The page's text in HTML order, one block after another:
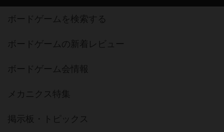
ボードゲームを検索する
ボードゲームの新着レビュー
ボードゲーム会情報
メカニクス特集
掲示板・トピックス